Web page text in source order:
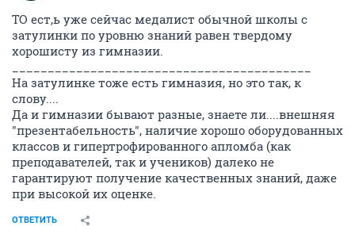
ТО ест,ь уже сейчас медалист обычной школы с
затулинки по уровню знаний равен твердому
хорошисту из гимназии.
На затулинке тоже есть гимназия, но это так, к
слову....
Да и гимназии бывают разные, знаете ли....внешняя
"презентабельность", наличие хорошо оборудованных
классов и гипертрофированного апломба (как
преподавателей, так и учеников) далеко не
гарантируют получение качественных знаний, даже
при высокой их оценке.
ОТВЕТИТЬ